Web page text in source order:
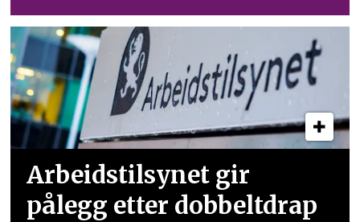
Arbeidstilsynet gir
pålegg etter dobbeltdrap